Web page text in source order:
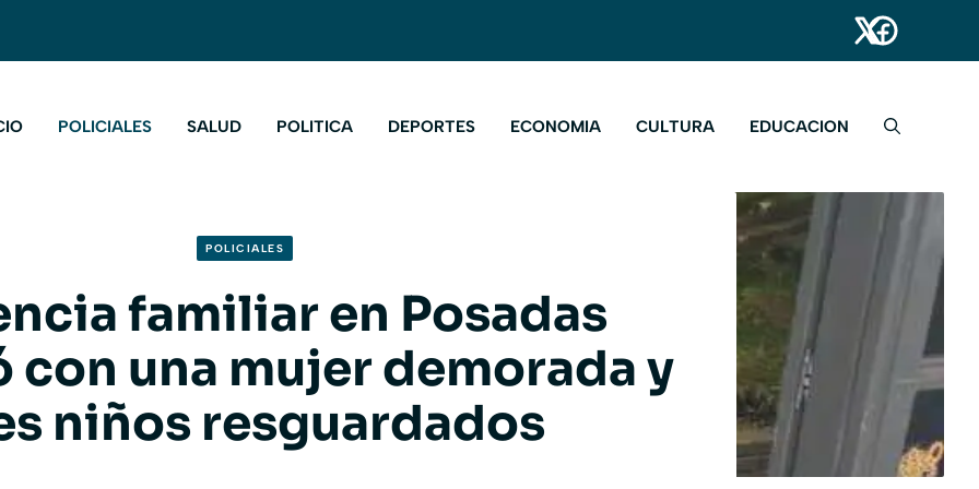
POLICIALES SALUD POLITICA DEPORTES ECONOMIA CULTURA EDUCACION
POLICIALES
familiar en Posadas
una mujer demorada y
niños resguardados